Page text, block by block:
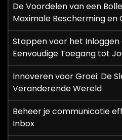
De Voordelen van een
Maximale Bescherming en
Stappen voor het Inloggen
Eenvoudige Toegang tot
Innoveren voor Groei: De
Veranderende Wereld
Beheer je communicatie
Inbox